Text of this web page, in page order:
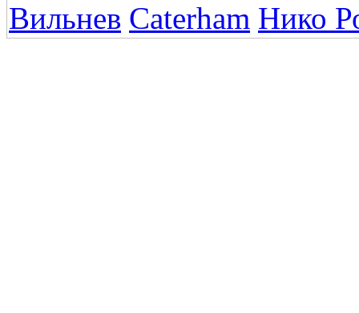
Вильнев Caterham Нико